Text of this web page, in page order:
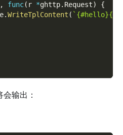
, func( r *ghttp. Request)
{
.WriteTplContent (
输出：